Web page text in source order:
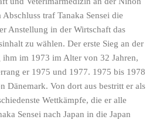
traf Tanaka Sensei die
Anstellung in der Wirtschaft das
zu wählen. Der erste Sieg an der
ihm im 1973 im Alter von 32 Jahren,
er 1975 und 1977. 1975 bis 1978
Dänemark. Von dort aus bestritt er als
Wettkämpfe, die er alle
Sensei nach Japan in die Japan